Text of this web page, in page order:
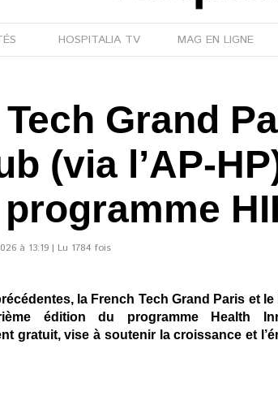
HOSPITALIA TV MAG EN LIGNE
Grand
(via l’AP-
à 13:19 | Lu 1784 fois
la French Tech Grand Paris et
édition du programme Health
gratuit, vise à soutenir la croissance et